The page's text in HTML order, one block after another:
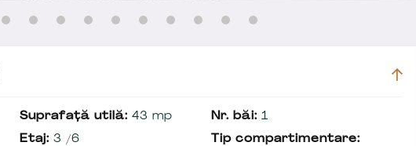
Suprafață utilă: 43 mp Nr. băi: 1
Etaj: 3 /6
Tip compartimentare: